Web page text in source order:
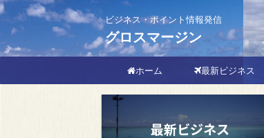
ビジネス・ポイント情報発信
グロスマージン
ホーム 最新ビジネス
最新ビジネス